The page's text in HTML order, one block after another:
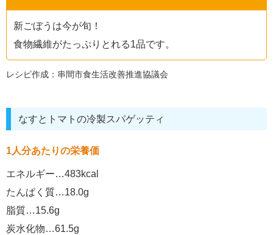
新ごぼうは今が旬！
食物繊維がたっぷりとれる1品です。
レシピ作成：串間市食生活改善推進協議会
なすとトマトの冷製スパゲッティ
1人分あたりの栄養価
エネルギー…483kcal
たんぱく質…18.0g
脂質…15.6g
炭水化物…61.5g